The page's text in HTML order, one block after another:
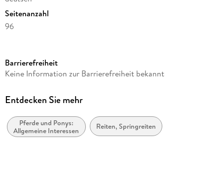
Seitenanzahl
96
Autor/Autorin
Verlag/Hersteller
Produktart
kartoniert
Barrierefreiheit
Keine Information zur Barrierefreiheit bekannt
Entdecken Sie mehr
Pferde und Ponys:
Allgemeine Interessen
Reiten, Springreiten